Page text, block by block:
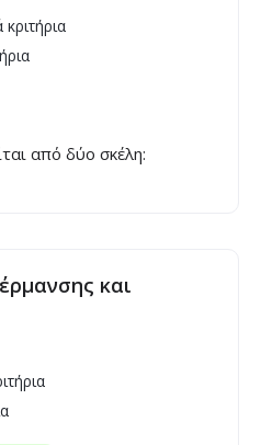
από δύο σκέλη:
και